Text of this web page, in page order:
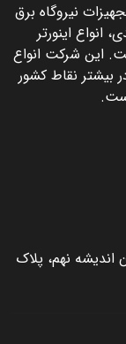
نیروگاه برق
اینورتر
این شرکت انواع
بیشتر نقاط کشور
اندیشه نهم، پلاک